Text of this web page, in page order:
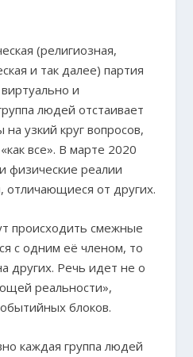
(религиозная,
и так далее) партия
и
людей отстаивает
на узкий круг вопросов,
все». В марте 2020
физические реалии
отличающиеся от других.
происходить смежные
с одним её членом, то
других. Речь идет не о
реальности»,
блоков.
каждая группа людей